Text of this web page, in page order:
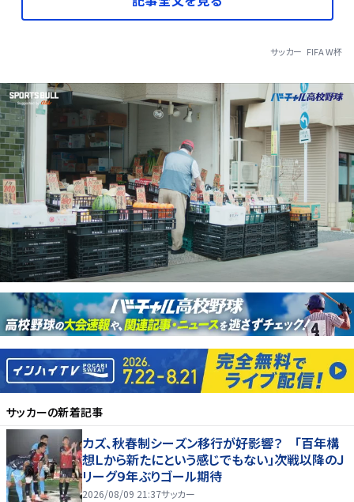
サッカー FIFA W杯
サッカーの新着記事
カズ、秋春制シーズン移行が好影響？ 「百年構
想Ｌから新たにという感じでもない」次戦以降のＪ
リーグ９年ぶりゴール期待
2026/08/09 21:37サッカー